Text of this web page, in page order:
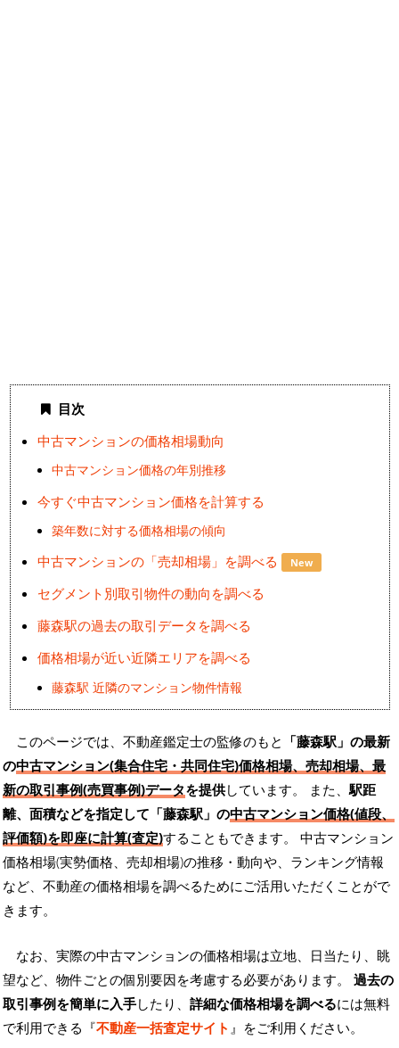
目次
中古マンションの価格相場動向
中古マンション価格の年別推移
今すぐ中古マンション価格を計算する
築年数に対する価格相場の傾向
中古マンションの「売却相場」を調べる New
セグメント別取引物件の動向を調べる
藤森駅の過去の取引データを調べる
価格相場が近い近隣エリアを調べる
藤森駅 近隣のマンション物件情報
このページでは、不動産鑑定士の監修のもと 「藤森駅」の最新
の中古マンション(集合住宅・共同住宅)価格相場、売却相場、最
新の取引事例(売買事例)データを提供しています。 また、駅距
離、面積などを指定して「藤森駅」の中古マンション価格(値段、
評価額)を即座に計算(査定)することもできます。 中古マンション
価格相場(実勢価格、売却相場)の推移・動向や、ランキング情報
など、不動産の価格相場を調べるためにご活用いただくことがで
きます。
なお、実際の中古マンションの価格相場は立地、日当たり、眺
望など、物件ごとの個別要因を考慮する必要があります。 過去の
取引事例を簡単に入手したり、 詳細な価格相場を調べるには無料
で利用できる『不動産一括査定サイト 』をご利用ください。